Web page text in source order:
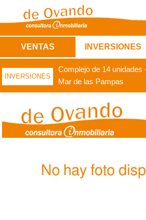
VENTAS INVERSIONES
INVERSIONES
Complejo de 14
Mar de las Pampas